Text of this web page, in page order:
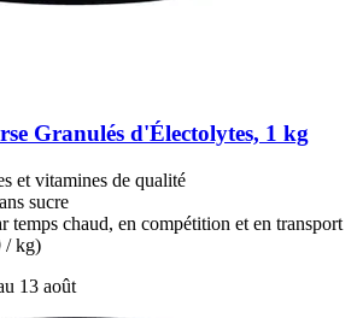
Granulés d'Électolytes, 1 kg
et vitamines de qualité
sucre
temps chaud, en compétition et en transport
/ kg)
13 août